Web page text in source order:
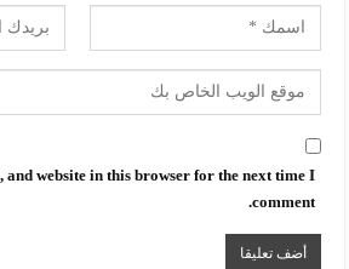
and website in this browser for the next time I
comment.